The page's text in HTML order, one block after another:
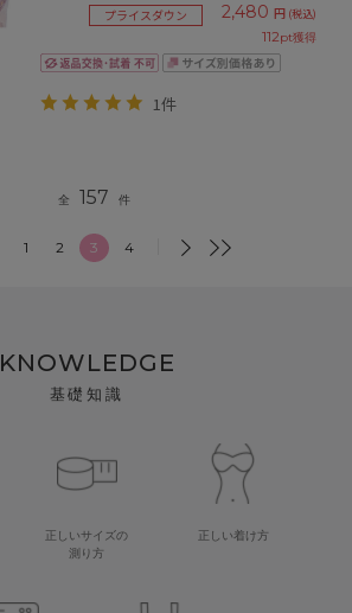
プライスダウン 2,480 円 (税込)
112pt獲得
1件
全 157 件
1 2 3 4
KNOWLEDGE
基礎知識
正しいサイズの
測り方
正しい着け方